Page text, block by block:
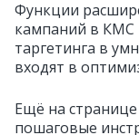
Функции
кампаний в КМС
таргетинга в
входят в
Ещё на
пошаговые